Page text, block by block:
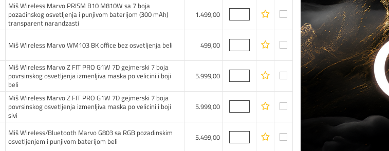
Miš Wireless Marvo PRISM B10 M810W sa 7 boja
pozadinskog osvetljenja i punjivom baterijom (300 mAh)
transparent narandzasti
1.499,00
Miš Wireless Marvo WM103 BK office bez osvetljenja beli 499,00
Miš Wireless Marvo Z FIT PRO G1W 7D gejmerski 7 boja
povrsinskog osvetljenja izmenljiva maska po velicini i boji
beli
5.999,00
Miš Wireless Marvo Z FIT PRO G1W 7D gejmerski 7 boja
povrsinskog osvetljenja izmenljiva maska po velicini i boji
sivi
5.999,00
Miš Wireless/Bluetooth Marvo G803 sa RGB pozadinskim
osvetljenjem i punjivom baterijom beli
5.499,00